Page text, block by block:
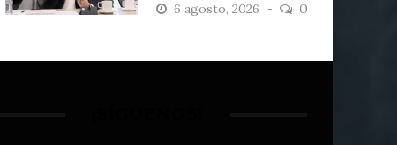
Lopez”
6 agosto, 2026 0